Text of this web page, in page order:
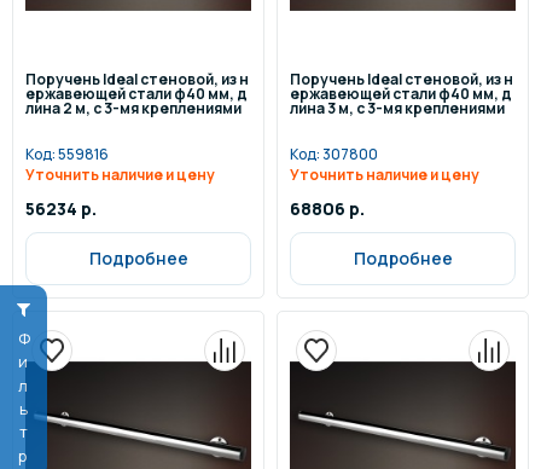
Фильтр
Поручень Ideal стеновой, из н
ержавеющей стали ф40 мм, д
лина 2 м, с 3-мя креплениями
Код:559816
Уточнить наличие и цену
56234 р.
Подробнее
Поручень Ideal стеновой, из н
ержавеющей стали ф40 мм, д
лина 3 м, с 3-мя креплениями
Код:307800
Уточнить наличие и цену
68806 р.
Подробнее